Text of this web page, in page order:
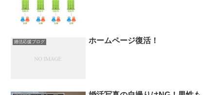
婚活応援ブログ ホームページ復活！